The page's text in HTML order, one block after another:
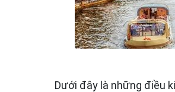
Dưới đây là những điều